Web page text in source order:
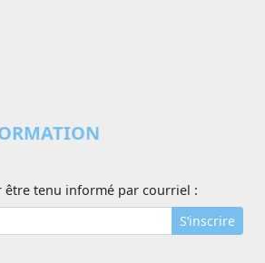
être tenu informé par courriel :
S’inscrire